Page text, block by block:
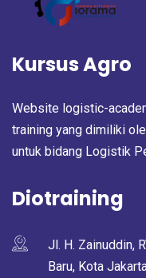
Kursus Agro
Website logistic-
training yang dimiliki
untuk bidang Logistik
Diotraining
Jl. H. Zainuddin,
Baru, Kota